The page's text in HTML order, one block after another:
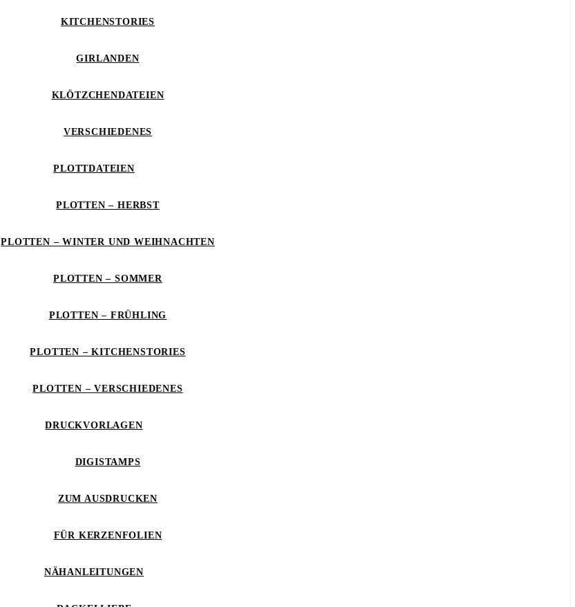
KITCHENSTORIES
GIRLANDEN
KLÖTZCHENDATEIEN
VERSCHIEDENES
PLOTTDATEIEN
PLOTTEN – HERBST
PLOTTEN – WINTER UND WEIHNACHTEN
PLOTTEN – SOMMER
PLOTTEN – FRÜHLING
PLOTTEN – KITCHENSTORIES
PLOTTEN – VERSCHIEDENES
DRUCKVORLAGEN
DIGISTAMPS
ZUM AUSDRUCKEN
FÜR KERZENFOLIEN
NÄHANLEITUNGEN